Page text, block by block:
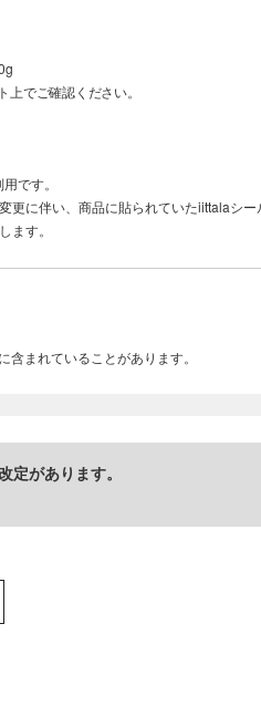
でご確認ください。
です。
更に伴い、商品に貼られていたiittalaシ
ます。
まれていることがあります。
定があります。